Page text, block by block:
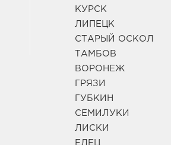
КУРСК
ЛИПЕЦК
СТАРЫЙ ОСКОЛ
ТАМБОВ
ВОРОНЕЖ
ГРЯЗИ
ГУБКИН
СЕМИЛУКИ
ЛИСКИ
ЕЛЕЦ